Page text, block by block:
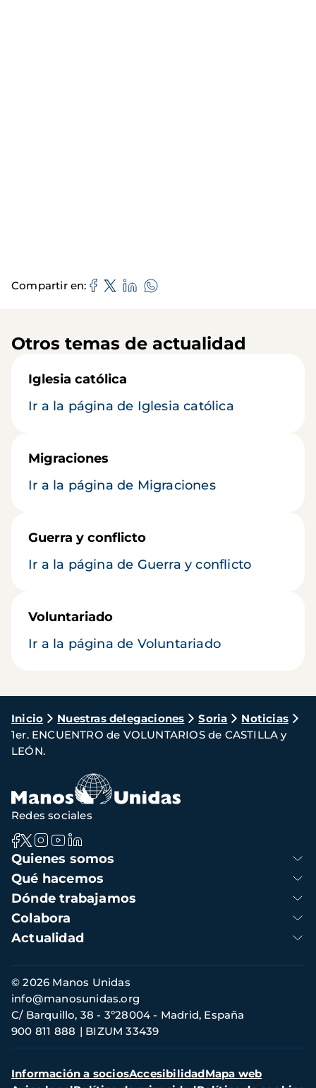
Compartir en
Otros temas de actualidad
Iglesia católica
Ir a la página de Iglesia católica
Migraciones
Ir a la página de Migraciones
Guerra y conflicto
Ir a la página de Guerra y conflicto
Voluntariado
Ir a la página de Voluntariado
Ruta
de
navegación
Inicio Nuestras delegaciones Soria
Noticias
1er. ENCUENTRO de VOLUNTARIOS de CASTILLA y
LEÓN.
Navegación
principal
Quienes somos
Qué hacemos
Dónde trabajamos
Colabora
Actualidad
Redes sociales
Información
de
contacto
© 2026 Manos Unidas
C/ Barquillo, 38 - 3º28004 - Madrid, España
900 811 888
BIZUM 33439
info@manosunidas.org
Menú
secundario
Información a sociosAccesibilidadMapa web